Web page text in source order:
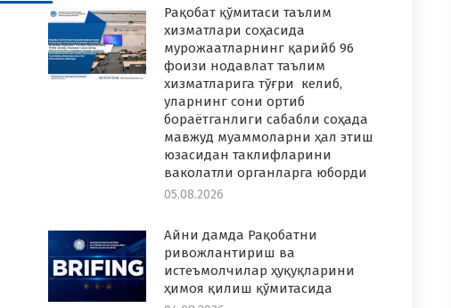
Рақобат қўмитаси таълим
хизматлари соҳасида
мурожаатларнинг қарийб 96
фоизи нодавлат таълим
хизматларига тўғри келиб,
уларнинг сони ортиб
бораётганлиги сабабли соҳада
мавжуд муаммоларни ҳал этиш
юзасидан таклифларини
ваколатли органларга юборди
05.08.2026
Айни дамда Рақобатни
ривожлантириш ва
истеъмолчилар ҳуқуқларини
ҳимоя қилиш қўмитасида